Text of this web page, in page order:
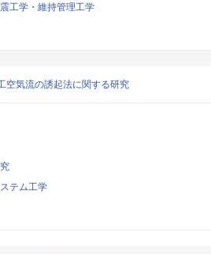
工学・維持管理工学
空気流の誘起法に関する研究
テム工学